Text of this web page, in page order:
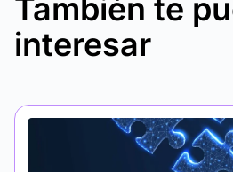
También te
interesar